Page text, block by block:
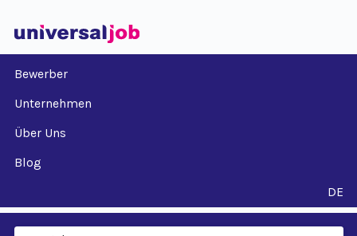
Bewerber
Unternehmen
Über Uns
Blog
DE